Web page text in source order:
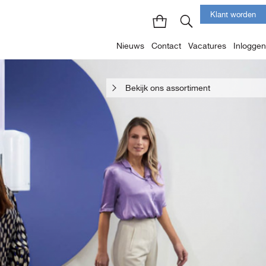
Nieuws Contact Vacatures Inloggen
Klant worden
Bekijk ons assortiment